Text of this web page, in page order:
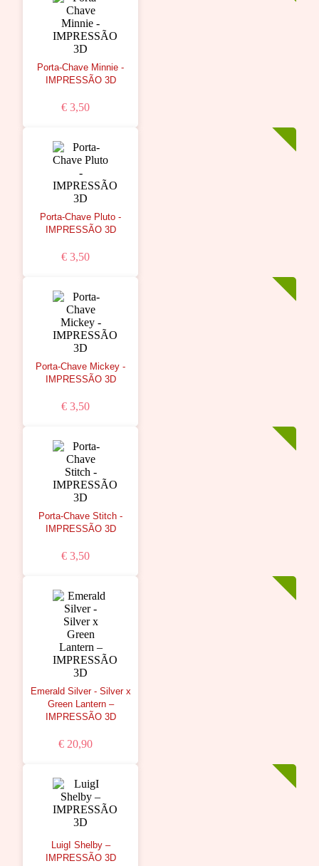
Porta-Chave Minnie -
IMPRESSÃO 3D
€ 3,50
Porta-Chave Pluto -
IMPRESSÃO 3D
€ 3,50
Porta-Chave Mickey -
IMPRESSÃO 3D
€ 3,50
Porta-Chave Stitch -
IMPRESSÃO 3D
€ 3,50
Emerald Silver - Silver x
Green Lantern –
IMPRESSÃO 3D
€ 20,90
LuigI Shelby –
IMPRESSÃO 3D